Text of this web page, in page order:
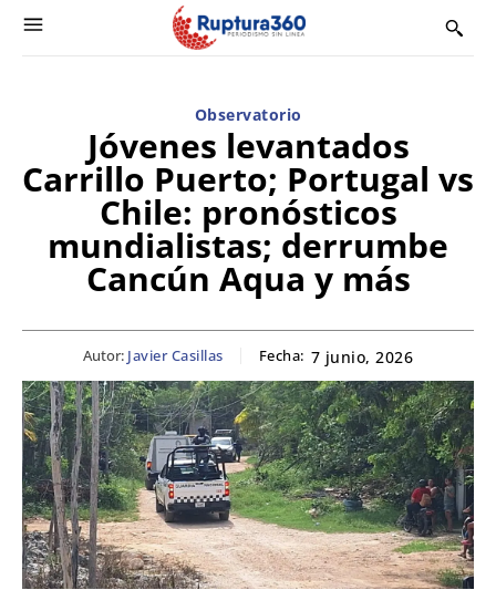
Observatorio
Jóvenes levantados
Carrillo Puerto; Portugal vs
Chile: pronósticos
mundialistas; derrumbe
Cancún Aqua y más
Autor: Javier Casillas Fecha: 7 junio, 2026